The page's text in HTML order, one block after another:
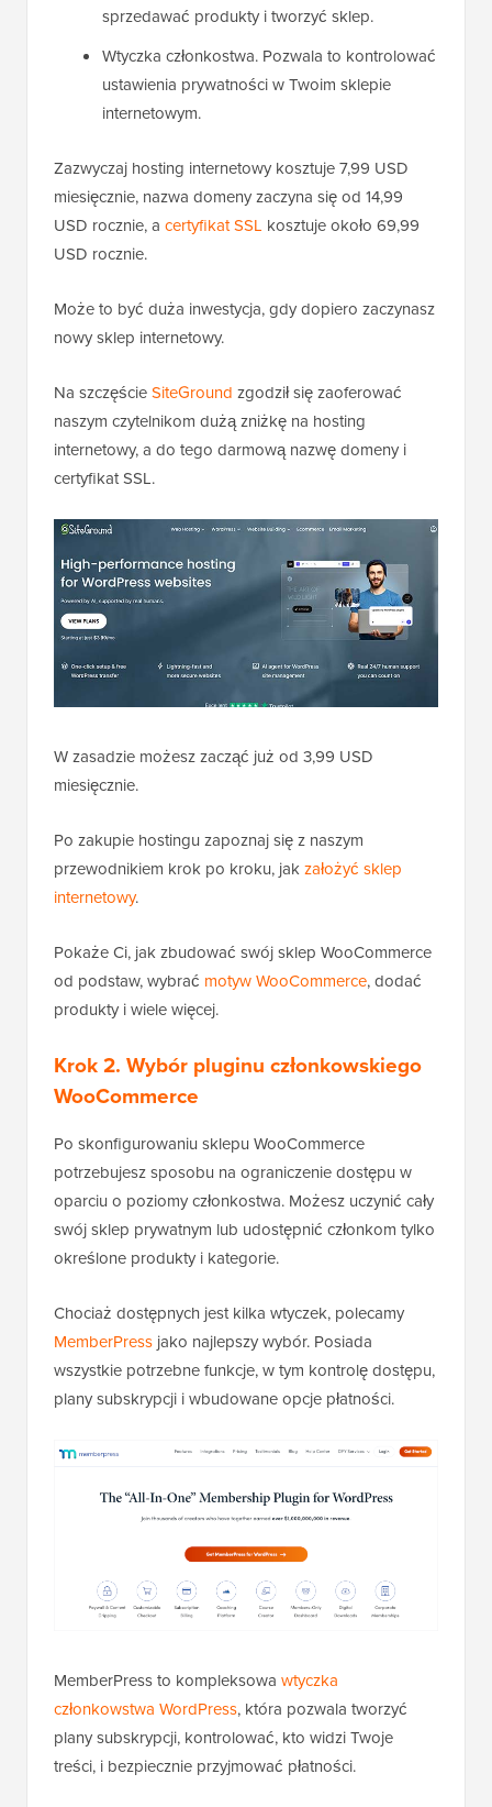
sprzedawać produkty i tworzyć sklep.
Wtyczka członkostwa. Pozwala to kontrolować
ustawienia prywatności w Twoim sklepie
internetowym.
Zazwyczaj hosting internetowy kosztuje 7,99 USD
miesięcznie, nazwa domeny zaczyna się od 14,99
USD rocznie, a certyfikat SSL kosztuje około 69,99
USD rocznie.
Może to być duża inwestycja, gdy dopiero zaczynasz
nowy sklep internetowy.
Na szczęścieSiteGround zgodził się zaoferować
naszym czytelnikom dużą zniżkę na hosting
internetowy, a do tego darmową nazwę domeny i
certyfikat SSL.
W zasadzie możesz zacząć już od 3,99 USD
miesięcznie.
Po zakupie hostingu zapoznaj się z naszym
przewodnikiem krok po kroku, jakzałożyć sklep
internetowy.
Pokaże Ci, jak zbudować swój sklep WooCommerce
od podstaw, wybrać motyw WooCommerce, dodać
produkty i wiele więcej.
Krok 2. Wybór pluginu członkowskiego
WooCommerce
Po skonfigurowaniu sklepu WooCommerce
potrzebujesz sposobu na ograniczenie dostępu w
oparciu o poziomy członkostwa. Możesz uczynić cały
swój sklep prywatnym lub udostępnić członkom tylko
określone produkty i kategorie.
Chociaż dostępnych jest kilka wtyczek, polecamy
MemberPress jako najlepszy wybór. Posiada
wszystkie potrzebne funkcje, w tym kontrolę dostępu,
plany subskrypcji i wbudowane opcje płatności.
MemberPress to kompleksowa wtyczka
członkowstwa WordPress, która pozwala tworzyć
plany subskrypcji, kontrolować, kto widzi Twoje
treści, i bezpiecznie przyjmować płatności.